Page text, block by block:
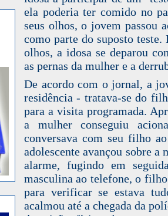
ela poderia ter comido no
seus olhos, o jovem passou
como parte do suposto
olhos, a idosa se deparou
as pernas da mulher e a
De acordo com o jornal, a
residência - tratava-se do
para a visita programada.
a mulher conseguiu
conversava com seu filho
adolescente avançou sobre a
alarme, fugindo em
masculina ao telefone, o
para verificar se estava
acalmou até a chegada da